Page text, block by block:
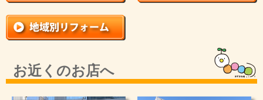
お近くのお店へ